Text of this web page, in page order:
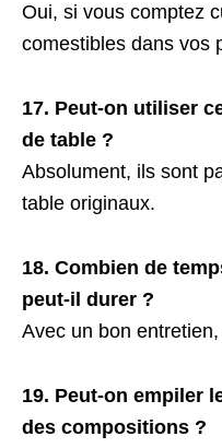
Oui, si vous comptez
comestibles dans vos
17. Peut-on utiliser
de table ?
Absolument, ils sont
table originaux.
18. Combien de
peut-il durer ?
Avec un bon
19. Peut-on empiler
des compositions ?